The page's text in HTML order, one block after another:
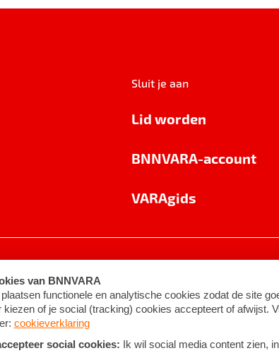
Sluit je aan
Lid worden
BNNVARA-account
VARAgids
Algemene voorwaarden ©2026BNNVARA